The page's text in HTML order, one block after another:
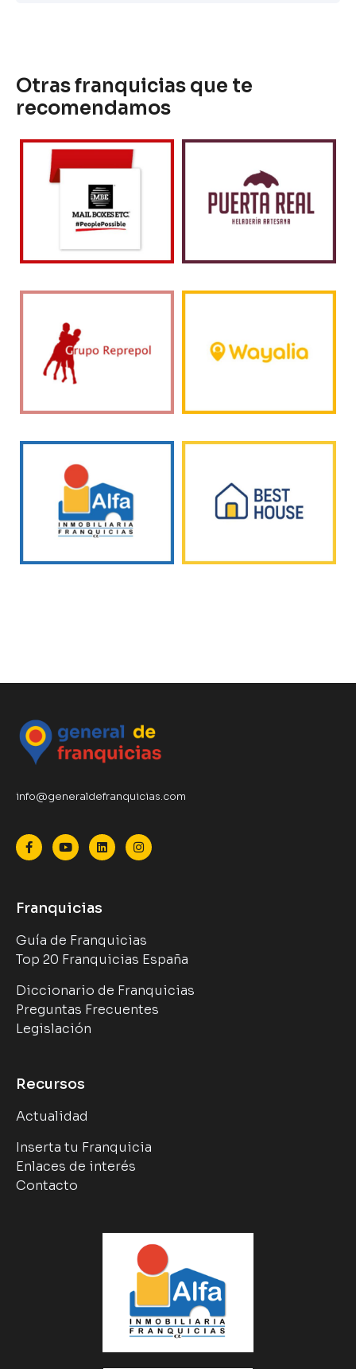
Otras franquicias que te
recomendamos
info@generaldefranquicias.com
Franquicias
Guía de Franquicias
Top 20 Franquicias España
Diccionario de Franquicias
Preguntas Frecuentes
Legislación
Recursos
Actualidad
Inserta tu Franquicia
Enlaces de interés
Contacto